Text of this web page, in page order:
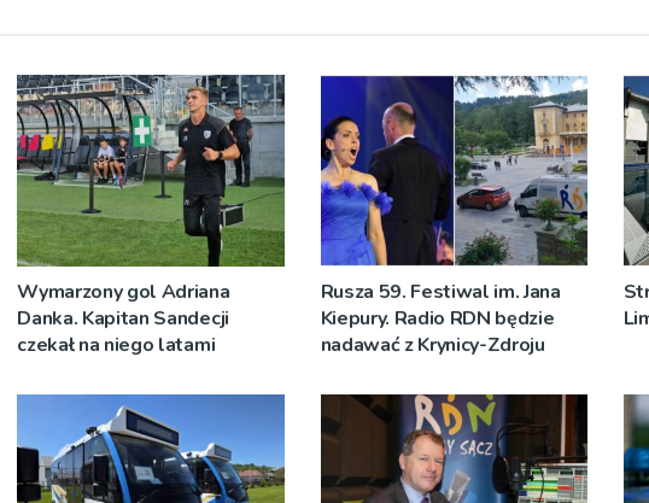
Wymarzony gol Adriana
Danka. Kapitan Sandecji
czekał na niego latami
Rusza 59. Festiwal im. Jana
Kiepury. Radio RDN będzie
nadawać z Krynicy-Zdroju